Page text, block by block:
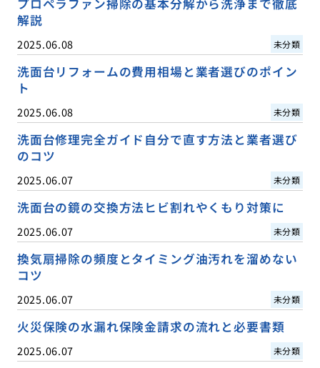
プロペラファン掃除の基本分解から洗浄まで徹底
解説
2025.06.08 未分類
洗面台リフォームの費用相場と業者選びのポイン
ト
2025.06.08 未分類
洗面台修理完全ガイド自分で直す方法と業者選び
のコツ
2025.06.07 未分類
洗面台の鏡の交換方法ヒビ割れやくもり対策に
2025.06.07 未分類
換気扇掃除の頻度とタイミング油汚れを溜めない
コツ
2025.06.07 未分類
火災保険の水漏れ保険金請求の流れと必要書類
2025.06.07 未分類